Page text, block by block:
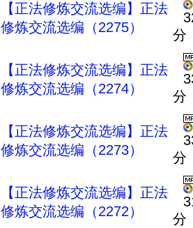
【正法修炼交流选编】正法
修炼交流选编（2275）
分
【正法修炼交流选编】正法
修炼交流选编（2274）
分
【正法修炼交流选编】正法
修炼交流选编（2273）
分
【正法修炼交流选编】正法
修炼交流选编（2272）
分